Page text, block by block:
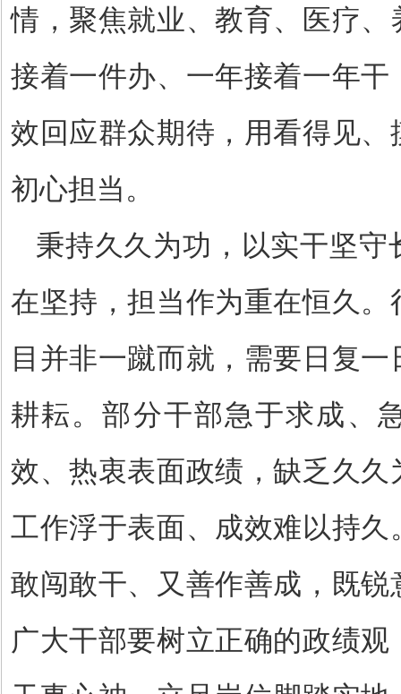
情，聚焦就业、教育、医疗
接着一件办、一年接着一年
效回应群众期待，用看得见
初心担当。
秉持久久为功，以实干坚守
在坚持，担当作为重在恒久
目并非一蹴而就，需要日复
耕耘。部分干部急于求成、
效、热衷表面政绩，缺乏久
工作浮于表面、成效难以持
敢闯敢干、又善作善成，既
广大干部要树立正确的政绩